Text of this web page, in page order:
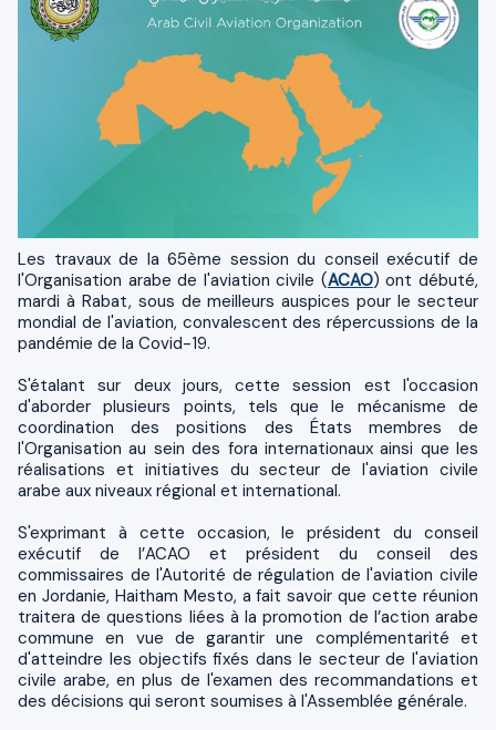
Les travaux de la 65ème session du conseil exécutif de
l'Organisation arabe de l'aviation civile (ACAO) ont débuté,
mardi à Rabat, sous de meilleurs auspices pour le secteur
mondial de l'aviation, convalescent des répercussions de la
pandémie de la Covid-19.
S'étalant sur deux jours, cette session est l'occasion
d'aborder plusieurs points, tels que le mécanisme de
coordination des positions des États membres de
l'Organisation au sein des fora internationaux ainsi que les
réalisations et initiatives du secteur de l'aviation civile
arabe aux niveaux régional et international.
S'exprimant à cette occasion, le président du conseil
exécutif de l’ACAO et président du conseil des
commissaires de l'Autorité de régulation de l'aviation civile
en Jordanie, Haitham Mesto, a fait savoir que cette réunion
traitera de questions liées à la promotion de l’action arabe
commune en vue de garantir une complémentarité et
d'atteindre les objectifs fixés dans le secteur de l'aviation
civile arabe, en plus de l'examen des recommandations et
des décisions qui seront soumises à l'Assemblée générale.